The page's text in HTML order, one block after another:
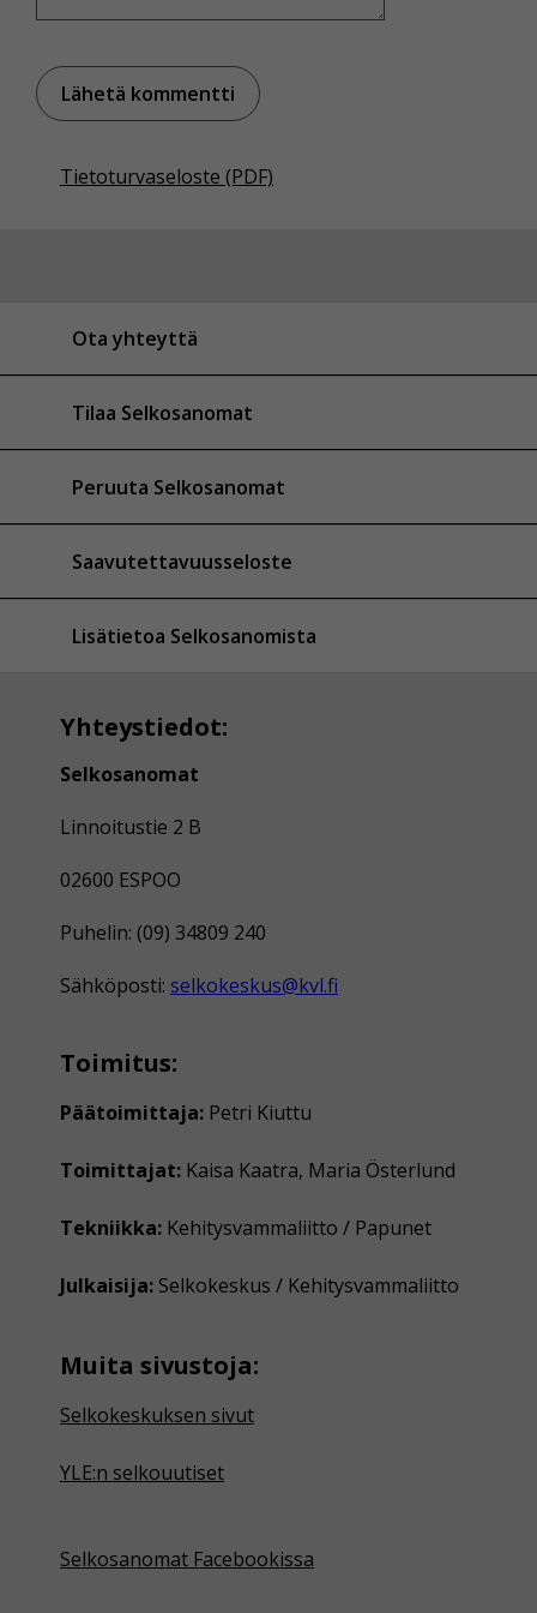
Tietoturvaseloste (PDF)
Ota yhteyttä
Tilaa Selkosanomat
Peruuta Selkosanomat
Saavutettavuusseloste
Lisätietoa Selkosanomista
Yhteystiedot:
Selkosanomat
Linnoitustie 2 B
02600 ESPOO
Puhelin: (09) 34809 240
Sähköposti: selkokeskus@kvl.fi
Toimitus:
Päätoimittaja: Petri Kiuttu
Toimittajat: Kaisa Kaatra, Maria Österlund
Tekniikka: Kehitysvammaliitto / Papunet
Julkaisija: Selkokeskus / Kehitysvammaliitto
Muita sivustoja:
Selkokeskuksen sivut
YLE:n selkouutiset
Selkosanomat Facebookissa